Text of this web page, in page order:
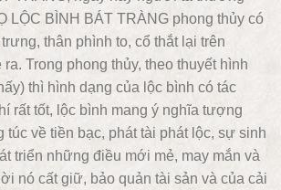
LỘC BÌNH BÁT TRÀNG phong thủy có
thân phình to, cổ thắt lại trên
Trong phong thủy, theo thuyết hình
thì hình dạng của lộc bình có tác
rất tốt, lộc bình mang ý nghĩa tượng
túc về tiền bạc, phát tài phát lộc, sự sinh
triển những điều mới mẻ, may mắn và
nó cất giữ, bảo quản tài sản và của cải